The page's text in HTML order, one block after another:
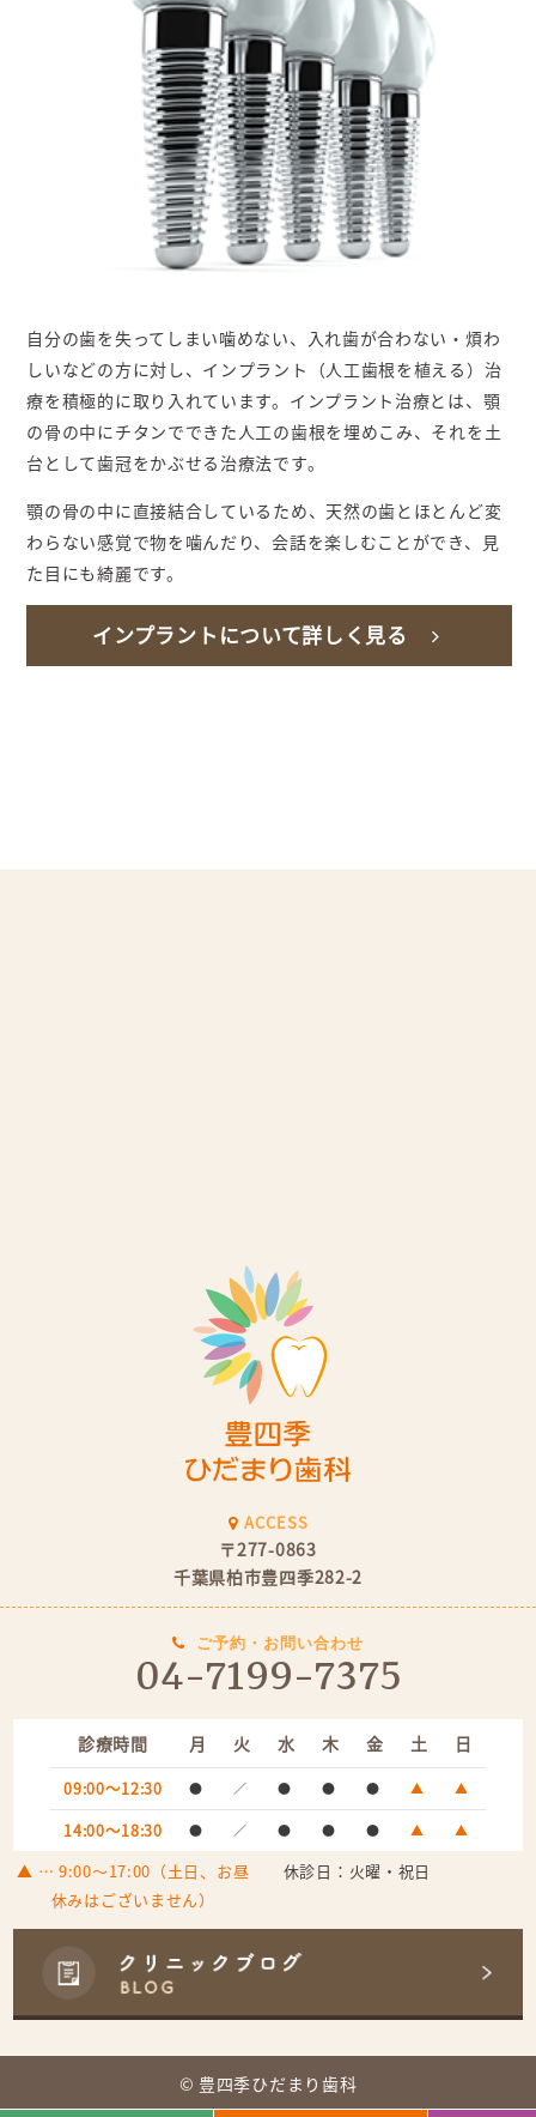
自分の歯を失ってしまい噛めない、入れ歯が合わない・煩わ
しいなどの方に対し、インプラント（人工歯根を植える）治
療を積極的に取り入れています。インプラント治療とは、顎
の骨の中にチタンでできた人工の歯根を埋めこみ、それを土
台として歯冠をかぶせる治療法です。
顎の骨の中に直接結合しているため、天然の歯とほとんど変
わらない感覚で物を噛んだり、会話を楽しむことができ、見
た目にも綺麗です。
インプラントについて詳しく見る
ACCESS
〒277-0863
千葉県柏市豊四季282-2
ご予約・お問い合わせ
04-7199-7375
診療時間 月 火 水 木 金 土 日
09:00～12:30 ● ／ ● ● ● ▲ ▲
14:00～18:30 ● ／ ● ● ● ▲ ▲
▲ … 9:00～17:00（土日、お昼
休みはございません）
休診日：火曜・祝日
© 豊四季ひだまり歯科